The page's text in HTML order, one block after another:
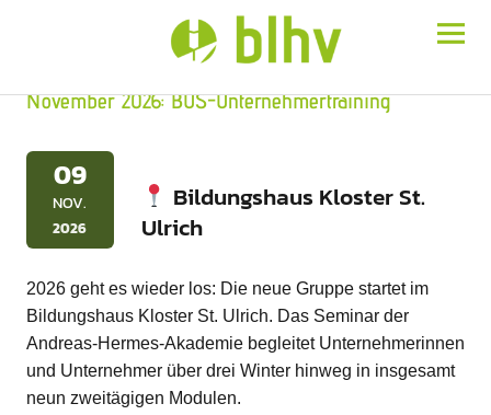
November 2026: BUS-Unternehmertraining
09
NOV.
2026
Bildungshaus Kloster St.
Ulrich
2026 geht es wieder los: Die neue Gruppe startet im
Bildungshaus Kloster St. Ulrich. Das Seminar der
Andreas-Hermes-Akademie begleitet Unternehmerinnen
und Unternehmer über drei Winter hinweg in insgesamt
neun zweitägigen Modulen.